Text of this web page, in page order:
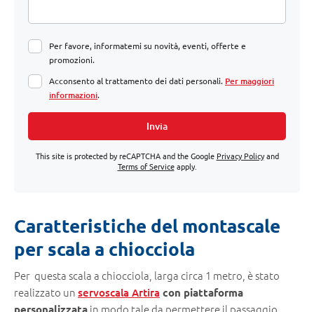
Per favore, informatemi su novità, eventi, offerte e
promozioni.
Acconsento al trattamento dei dati personali. Per maggiori
informazioni.
Invia
This site is protected by reCAPTCHA and the Google Privacy Policyand
Terms of Serviceapply.
Caratteristiche del montascale
per scala a chiocciola
Per questa scala a chiocciola, larga circa 1 metro, è stato
realizzato un servoscala Artira con piattaforma